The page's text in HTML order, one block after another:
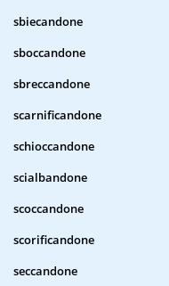
sbiecandone
sboccandone
sbreccandone
scarnificandone
schioccandone
scialbandone
scoccandone
scorificandone
seccandone